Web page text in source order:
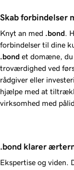
Skab forbindelser
Knyt an med .bond .
forbindelser til dine
.bond et domæne,
troværdighed ved
rådgiver eller
hjælpe med at
virksomhed med
.bond klarer
Ekspertise og viden.